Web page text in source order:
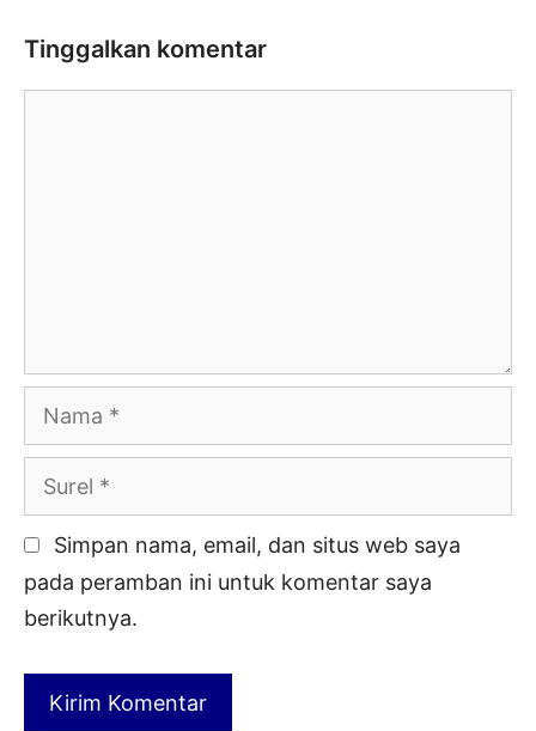
Tinggalkan komentar
Nama
Surel
Simpan nama, email, dan situs web saya
pada peramban ini untuk komentar saya
berikutnya.